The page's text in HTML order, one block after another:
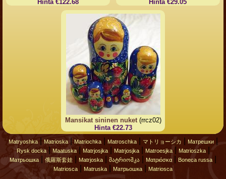
Hinta €122.68
Hinta €29.05
Mansikat sininen nuket(rrcz02)
Hinta €22.73
Matryoshka| Matrioska| Matriochka| Matroschka| マトリョーシカ Матрешки|
Rysk docka| Maatuska| Matrjosjka| Matrjosjka| Matroesjka| Matrioszka|
Матрьошка 俄羅斯套娃 Matrjoska მატრიოშკა Ματριόσκα Boneca russa
Matriosca Matruska Матрьошка Matriosca